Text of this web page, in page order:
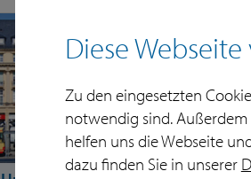
Diese
Zu den eingesetzten
notwendig sind.
helfen uns die Webseite
dazu finden Sie in unserer